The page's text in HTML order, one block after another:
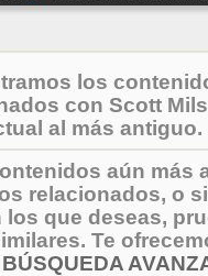
los
con Scott
al más antiguo.
aún más
relacionados, o
que deseas,
Te
BÚSQUEDA